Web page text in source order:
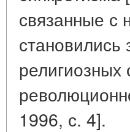
связанные с
1996, с. 4].